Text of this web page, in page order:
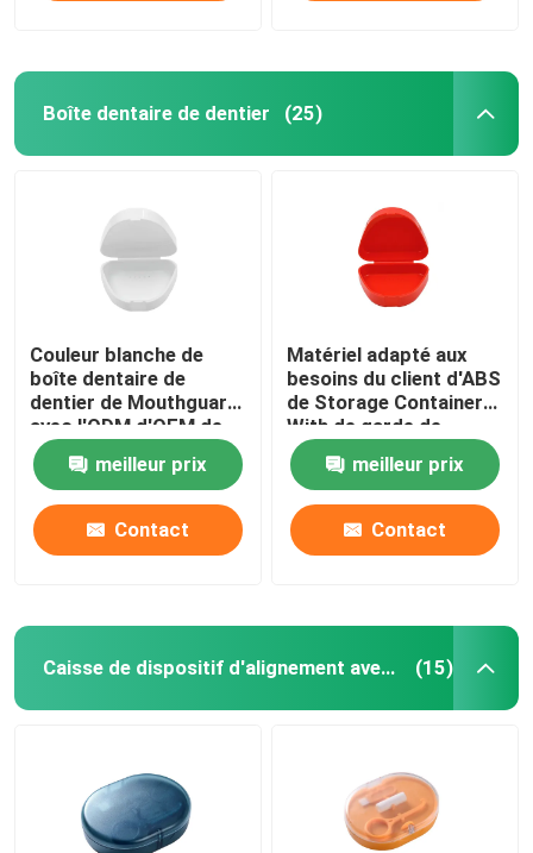
Boîte dentaire de dentier (25)
Couleur blanche de
boîte dentaire de
dentier de Mouthguard
avec l'ODM d'OEM de
trous de conduit
meilleur prix
Contact
Matériel adapté aux
besoins du client d'ABS
de Storage Container
With de garde de
bouche de dentier
meilleur prix
Contact
Caisse de dispositif d'alignement avec le miroir (15)